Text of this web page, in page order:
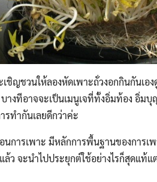
ชิญชวนให้ลองหัดเพาะถั่วงอกกินกันเอ
บางทีอาจจะเป็นเมนูเจที่ทั้งอิ่มท้อง อิ่ม
รทำกันเลยดีกว่าค่ะ
ารเพาะ มีหลักการพื้นฐานของการเพ
ว จะนำไปประยุกต์ใช้อย่างไรก็สุดแท้แ